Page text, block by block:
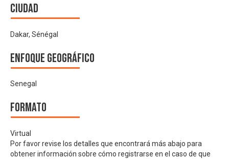
Ciudad
Dakar, Sénégal
Enfoque geográfico
Senegal
Formato
Virtual
Por favor revise los detalles que encontrará más abajo para
obtener información sobre cómo registrarse en el caso de que